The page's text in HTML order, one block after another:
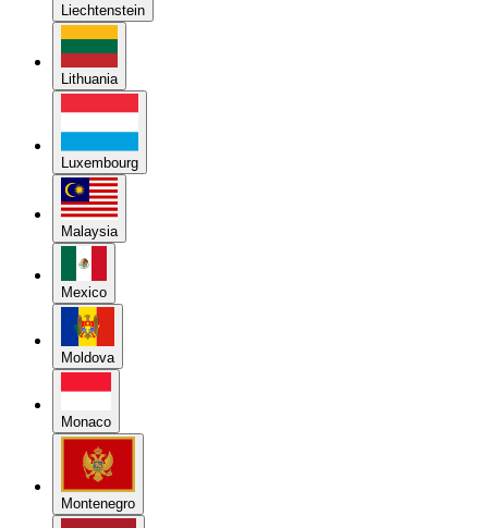
Liechtenstein
Lithuania
Luxembourg
Malaysia
Mexico
Moldova
Monaco
Montenegro